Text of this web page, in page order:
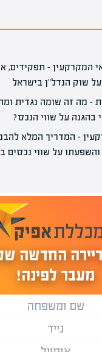
המקרקעין – תפקידים,
שוק הנדל"ן בישראל
– מה זה שומה נגדית
בהגנה על שווי הנכס?
– המדריך המלא
והשפעתו על שווי נכסים
החדשה
מעבר לפינה!